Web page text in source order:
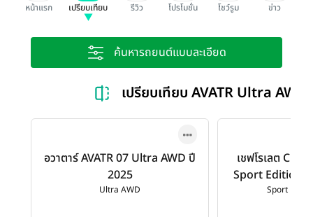
หน้าแรก เปรียบเทียบ รีวิว โปรโมชั่น โชว์รูม ข่าว
ค้นหารถยนต์แบบละเอียด
เปรียบเทียบ AVATR Ultra
อวาตาร์ AVATR 07 Ultra AWD ปี
2025
Ultra AWD
เชฟโรเลต
Sport Edition
Sport